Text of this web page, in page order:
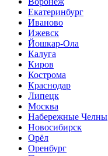
Екатеринбург
Иваново
Ижевск
Йошкар-Ола
Калуга
Киров
Кострома
Краснодар
Липецк
Москва
Набережные Челны
Новосибирск
Орёл
Оренбург